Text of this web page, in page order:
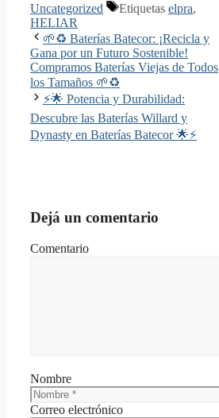
Uncategorized
Etiquetas elpra,
HELIAR
🌱♻️ Baterías Batecor: ¡Recicla y
Gana por un Futuro Sostenible!
Compramos Baterías Viejas de Todos
los Tamaños 🌱♻️
⚡🌟 Potencia y Durabilidad:
Descubre las Baterías Willard y
Dynasty en Baterías Batecor 🌟⚡
Dejá un comentario
Comentario
Nombre
Correo electrónico